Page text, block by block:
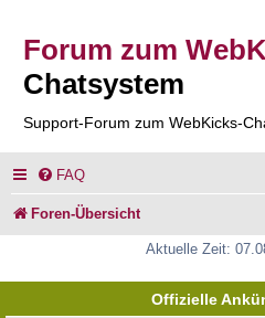
Forum zum
Chatsystem
Support-Forum zum WebKicks-
FAQ
Foren-Übersicht
Aktuelle Zeit:
Offizielle